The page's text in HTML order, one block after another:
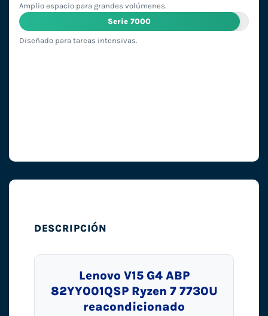
Amplio espacio para grandes volúmenes.
Serie 7000
Diseñado para tareas intensivas.
DESCRIPCIÓN
Lenovo V15 G4 ABP
82YY001QSP Ryzen 7 7730U
reacondicionado